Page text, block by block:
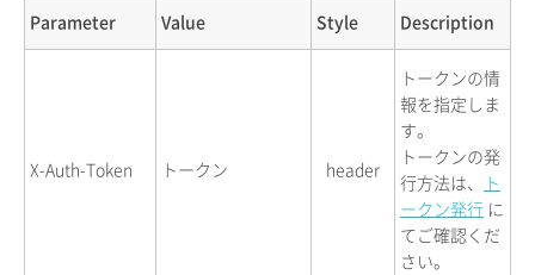
Parameter Value Style Description
X-Auth-Token トークン header
トークンの情
報を指定しま
す。
トークンの発
行方法は、
ト
ークン発行 に
てご確認くだ
さい。